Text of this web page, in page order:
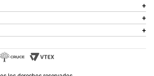
+
+
+